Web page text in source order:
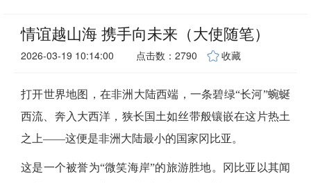
情谊越山海 携手向未来（大使随笔）
2026-03-19 10:14:00 点击数：2790 收藏
打开世界地图，在非洲大陆西端，一条碧绿“长河”蜿蜒
西流、奔入大西洋，狭长国土如丝带般镶嵌在这片热土
之上——这便是非洲大陆最小的国家冈比亚。
这是一个被誉为“微笑海岸”的旅游胜地。冈比亚以其闻